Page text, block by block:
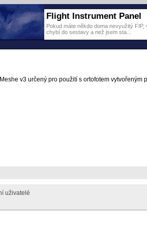
Flight Instrument Panel
Pokud máte někdo doma nevyužitý
chybí do sestavy a než jsem sta...
v3 určený pro použití s ortofotem vytvořeným
uživatelé